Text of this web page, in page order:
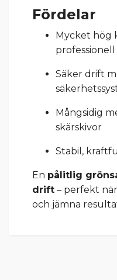
Fördelar
Mycket hög
Säker drift
Mångsidig
skärskivor
Stabil,
En pålitlig
drift – perfekt
och jämna